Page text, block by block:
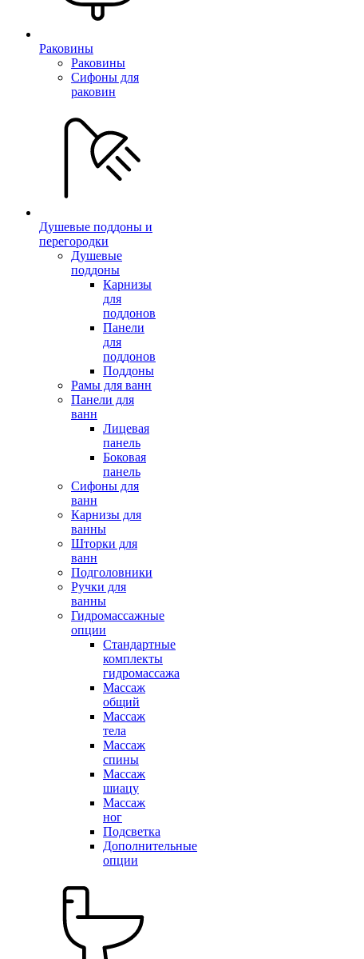
Раковины
Раковины
Сифоны для
раковин
Душевые поддоны и
перегородки
Душевые
поддоны
Карнизы
для
поддонов
Панели
для
поддонов
Поддоны
Рамы для ванн
Панели для
ванн
Лицевая
панель
Боковая
панель
Сифоны для
ванн
Карнизы для
ванны
Шторки для
ванн
Подголовники
Ручки для
ванны
Гидромассажные
опции
Стандартные
комплекты
гидромассажа
Массаж
общий
Массаж
тела
Массаж
спины
Массаж
шиацу
Массаж
ног
Подсветка
Дополнительные
опции